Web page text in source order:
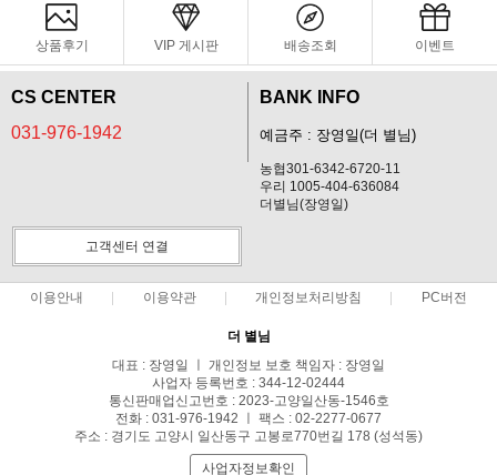
상품후기 VIP 게시판 배송조회 이벤트
CS CENTER
031-976-1942
BANK INFO
예금주 : 장영일(더 별님)
농협301-6342-6720-11
우리 1005-404-636084
더별님(장영일)
고객센터 연결
이용안내 이용약관 개인정보처리방침 PC버전
더 별님
대표 : 장영일 ㅣ 개인정보 보호 책임자 : 장영일
사업자 등록번호 : 344-12-02444
통신판매업신고번호 : 2023-고양일산동-1546호
전화 : 031-976-1942 ㅣ 팩스 : 02-2277-0677
주소 : 경기도 고양시 일산동구 고봉로770번길 178 (성석동)
사업자정보확인